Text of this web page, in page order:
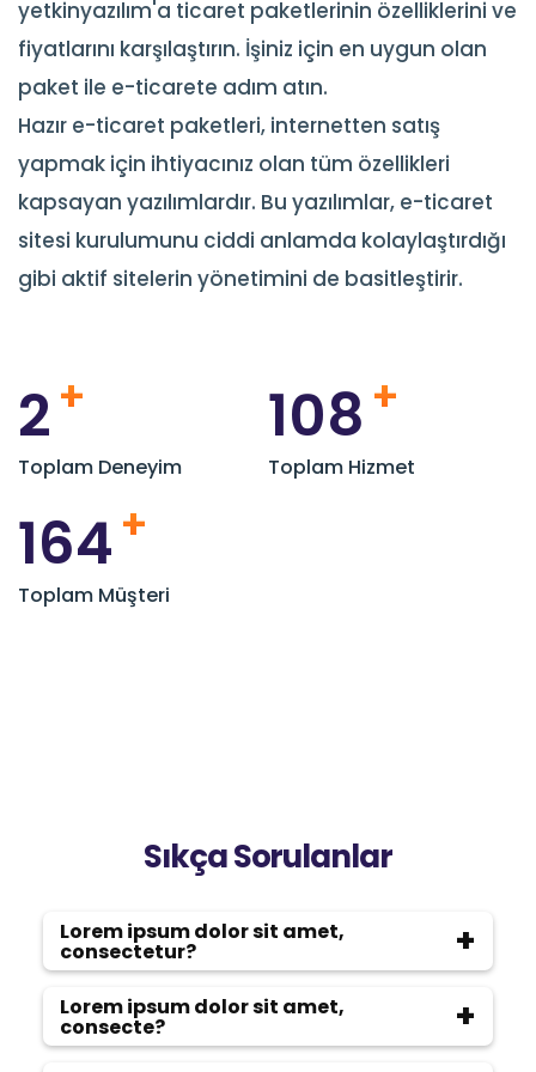
yetkinyazılım'a ticaret paketlerinin özelliklerini ve
fiyatlarını karşılaştırın. İşiniz için en uygun olan
paket ile e-ticarete adım atın.
Hazır e-ticaret paketleri, internetten satış
yapmak için ihtiyacınız olan tüm özellikleri
kapsayan yazılımlardır. Bu yazılımlar, e-ticaret
sitesi kurulumunu ciddi anlamda kolaylaştırdığı
gibi aktif sitelerin yönetimini de basitleştirir.
2 +
Toplam Deneyim
116+
Toplam Hizmet
175 +
Toplam Müşteri
Sıkça Sorulanlar
Lorem ipsum dolor sit amet,
consectetur?
Lorem ipsum dolor sit amet, consectetur
adipiscing elit, sed do eiusmod tempor
incididunt ut labore et dolore magna aliqua.
Lorem ipsum dolor sit amet,
consecte?